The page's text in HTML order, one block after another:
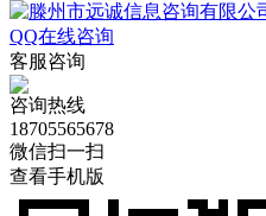
QQ在线咨询
客服咨询
咨询热线
18705565678
微信扫一扫
查看手机版